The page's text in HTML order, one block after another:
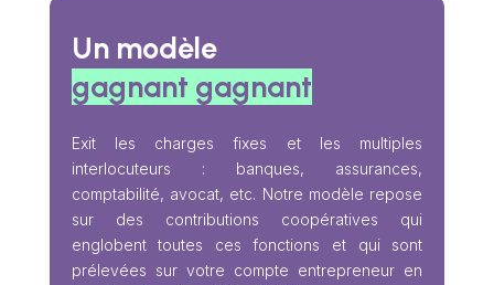
Un modèle
gagnant gagnant
Exit les charges fixes et les multiples
interlocuteurs : banques, assurances,
comptabilité, avocat, etc. Notre modèle repose
sur des contributions coopératives qui
englobent toutes ces fonctions et qui sont
prélevées sur votre compte entrepreneur en